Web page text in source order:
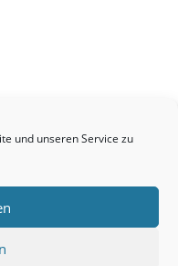
und unseren Service zu